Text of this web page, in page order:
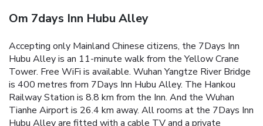
Om 7days Inn Hubu Alley
Accepting only Mainland Chinese citizens, the 7Days Inn
Hubu Alley is an 11-minute walk from the Yellow Crane
Tower. Free WiFi is available. Wuhan Yangtze River Bridge
is 400 metres from 7Days Inn Hubu Alley. The Hankou
Railway Station is 8.8 km from the Inn. And the Wuhan
Tianhe Airport is 26.4 km away. All rooms at the 7Days Inn
Hubu Alley are fitted with a cable TV and a private